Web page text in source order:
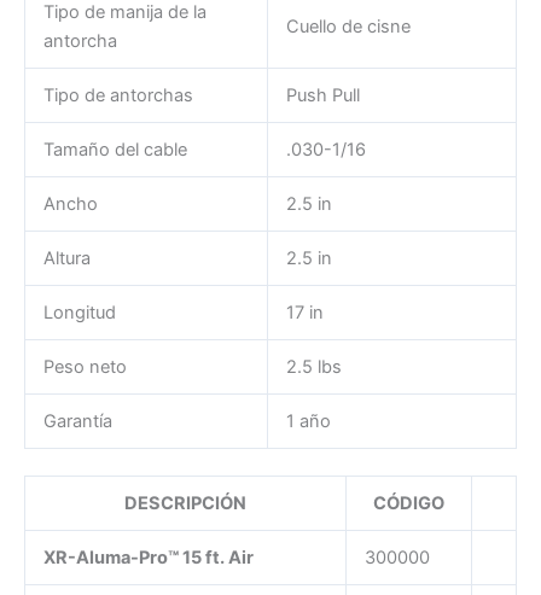
Tipo de manija de la
antorcha
Cuello de cisne
Tipo de antorchas Push Pull
Tamaño del cable .030-1/16
Ancho 2.5 in
Altura 2.5 in
Longitud 17 in
Peso neto 2.5 lbs
Garantía 1 año
DESCRIPCIÓN CÓDIGO
XR-Aluma-Pro™ 15 ft. Air 300000